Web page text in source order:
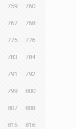
759 760
767 768
775 776
783 784
791 792
799 800
807 808
815 816